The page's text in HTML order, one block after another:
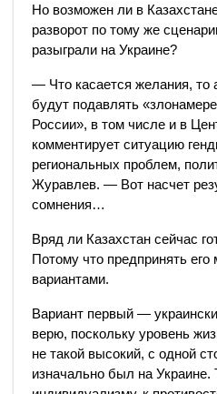
Но возможен ли в
разворот по тому же
разыграли на Украине?
— Что касается желания, то
будут подавлять
России», в том числе и в
комментирует ситуацию
региональных проблем,
Журавлев. — Вот насчет
сомнения…
Вряд ли Казахстан сейчас
Потому что предпринять
вариантами.
Вариант первый —
верю, поскольку уровень
не такой высокий, с одной
изначально был на Украине.